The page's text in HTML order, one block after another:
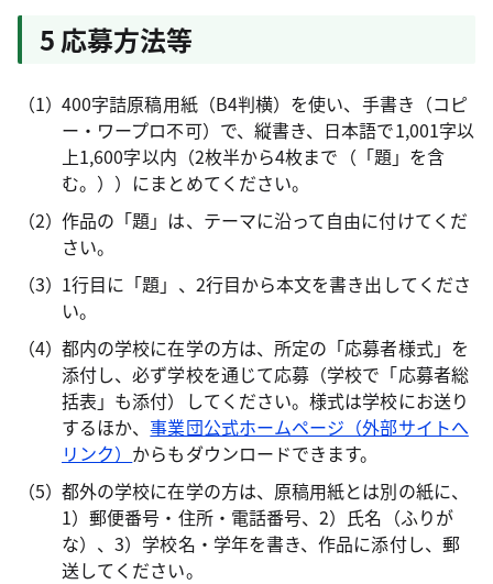
5 応募方法等
400字詰原稿用紙（B4判横）を使い、手書き（コピ
ー・ワープロ不可）で、縦書き、日本語で1,001字以
上1,600字以内（2枚半から4枚まで（「題」を含
む。））にまとめてください。
作品の「題」は、テーマに沿って自由に付けてくだ
さい。
1行目に「題」、2行目から本文を書き出してくださ
い。
都内の学校に在学の方は、所定の「応募者様式」を
添付し、必ず学校を通じて応募（学校で「応募者総
括表」も添付）してください。様式は学校にお送り
するほか、事業団公式ホームページ（外部サイトへ
リンク） からもダウンロードできます。
都外の学校に在学の方は、原稿用紙とは別の紙に、
1）郵便番号・住所・電話番号、2）氏名（ふりが
な）、3）学校名・学年を書き、作品に添付し、郵
送してください。